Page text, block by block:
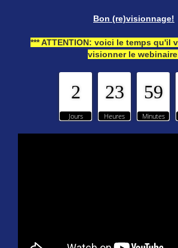
Bon (re)visionnage!
*** ATTENTION: voici le temps qu'il
visionner le
2
Jours
23
Heures
59
Minutes